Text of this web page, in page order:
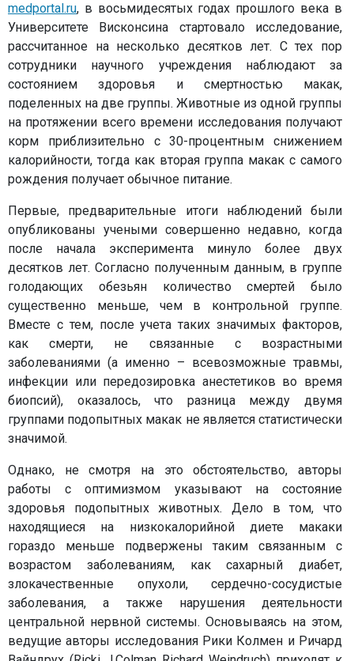
medportal.ru, в восьмидесятых годах прошлого века в
Университете Висконсина стартовало исследование,
рассчитанное на несколько десятков лет. С тех пор
сотрудники научного учреждения наблюдают за
состоянием здоровья и смертностью макак,
поделенных на две группы. Животные из одной группы
на протяжении всего времени исследования получают
корм приблизительно с 30-процентным снижением
калорийности, тогда как вторая группа макак с самого
рождения получает обычное питание.
Первые, предварительные итоги наблюдений были
опубликованы учеными совершенно недавно, когда
после начала эксперимента минуло более двух
десятков лет. Согласно полученным данным, в группе
голодающих обезьян количество смертей было
существенно меньше, чем в контрольной группе.
Вместе с тем, после учета таких значимых факторов,
как смерти, не связанные с возрастными
заболеваниями (а именно – всевозможные травмы,
инфекции или передозировка анестетиков во время
биопсий), оказалось, что разница между двумя
группами подопытных макак не является статистически
значимой.
Однако, не смотря на это обстоятельство, авторы
работы с оптимизмом указывают на состояние
здоровья подопытных животных. Дело в том, что
находящиеся на низкокалорийной диете макаки
гораздо меньше подвержены таким связанным с
возрастом заболеваниям, как сахарный диабет,
злокачественные опухоли, сердечно-сосудистые
заболевания, а также нарушения деятельности
центральной нервной системы. Основываясь на этом,
ведущие авторы исследования Рики Колмен и Ричард